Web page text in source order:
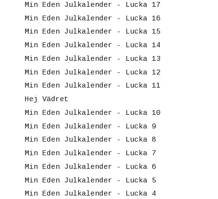
Min Eden Julkalender - Lucka 17
Min Eden Julkalender - Lucka 16
Min Eden Julkalender - Lucka 15
Min Eden Julkalender - Lucka 14
Min Eden Julkalender - Lucka 13
Min Eden Julkalender - Lucka 12
Min Eden Julkalender - Lucka 11
Hej Vädret
Min Eden Julkalender - Lucka 10
Min Eden Julkalender - Lucka 9
Min Eden Julkalender - Lucka 8
Min Eden Julkalender - Lucka 7
Min Eden Julkalender - Lucka 6
Min Eden Julkalender - Lucka 5
Min Eden Julkalender - Lucka 4